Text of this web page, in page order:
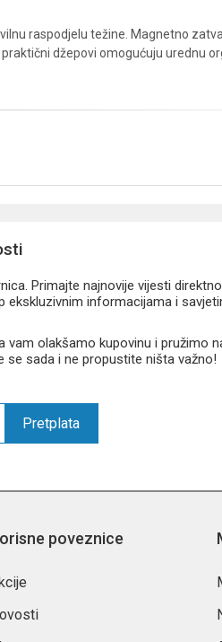
raspodjelu težine. Magnetno
džepovi omogućuju urednu
Primajte najnovije vijesti
informacijama i
vam olakšamo kupovinu i pružimo
se sada i ne propustite ništa važno!
Pretplata
poveznice